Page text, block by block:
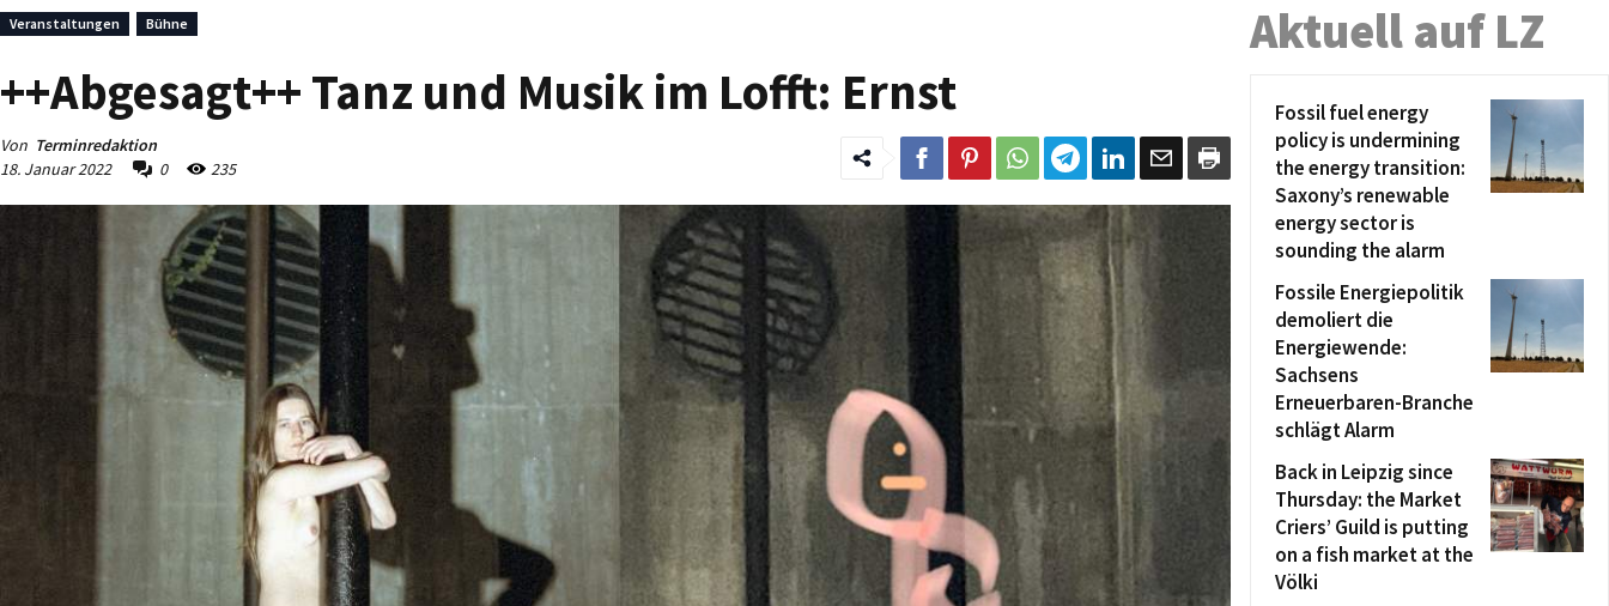
Veranstaltungen Bühne
++Abgesagt++ Tanz und Musik im Lofft: Ernst
Von Terminredaktion
18. Januar 2022
0 235
Aktuell auf LZ
Fossil fuel energy
policy is undermining
the energy transition:
Saxony’s renewable
energy sector is
sounding the alarm
Fossile Energiepolitik
demoliert die
Energiewende:
Sachsens
Erneuerbaren-Branche
schlägt Alarm
Back in Leipzig since
Thursday: the Market
Criers’ Guild is putting
on a fish market at the
Völki